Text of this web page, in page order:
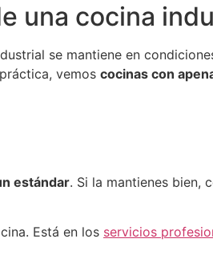
una cocina
se mantiene en
vemos cocinas con
estándar. Si la mantienes bien,
Está en los servicios